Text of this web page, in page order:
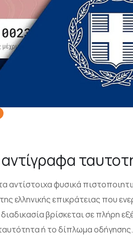
τα αντίστοιχα φυσικά
ελληνικής επικράτειας που
βρίσκεται σε πλήρη
ή το δίπλωμα οδήγησης.